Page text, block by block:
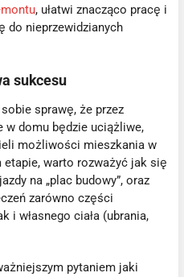
, ułatwi znacząco pracę i
do nieprzewidzianych
sukcesu
sprawę, że przez
w domu będzie uciążliwe,
możliwości mieszkania w
warto rozważyć jak się
na „plac budowy”, oraz
zarówno części
i własnego ciała (ubrania,
pytaniem jaki